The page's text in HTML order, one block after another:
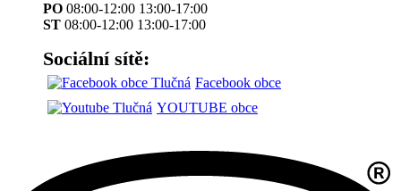
PO 08:00-12:00 13:00-17:00
ST 08:00-12:00 13:00-17:00
Sociální sítě:
Facebook obce
YOUTUBE obce